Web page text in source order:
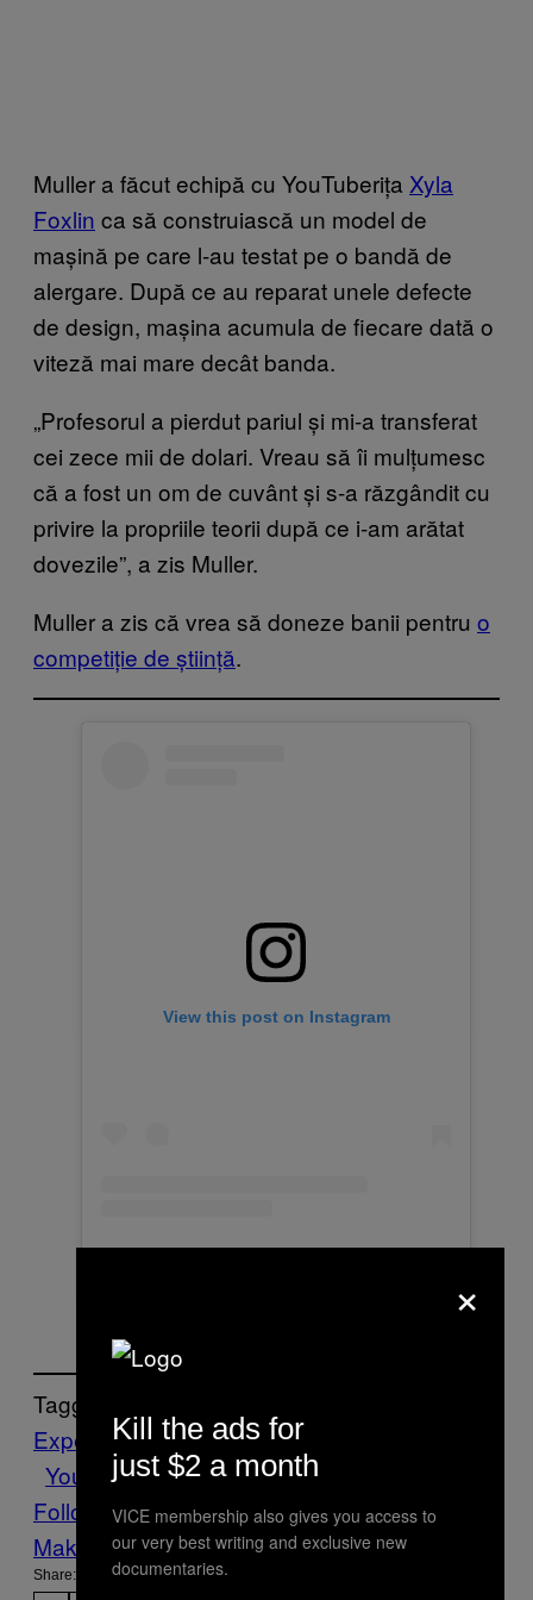
Muller a făcut echipă cu YouTuberița Xyla
Foxlin ca să construiască un model de
mașină pe care l-au testat pe o bandă de
alergare. După ce au reparat unele defecte
de design, mașina acumula de fiecare dată o
viteză mai mare decât banda.
„Profesorul a pierdut pariul și mi-a transferat
cei zece mii de dolari. Vreau să îi mulțumesc
că a fost un om de cuvânt și s-a răzgândit cu
privire la propriile teorii după ce i-am arătat
dovezile”, a zis Muller.
Muller a zis că vrea să doneze banii pentru o
competiție de știință.
View this post on Instagram
Tagged:
Experiment Internet physics
YouTube
Follow Us On Discover
Make Us Preferred In Top Stories
Share:
×
Kill the ads for
just $2 a month
VICE membership also gives you access to
our very best writing and exclusive new
documentaries.